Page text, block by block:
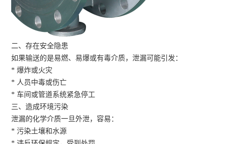
二、存在安全隐患
如果输送的是易燃、易爆或有毒介质，泄漏可能引发：
* 爆炸或火灾
* 人员中毒或伤亡
* 车间或管道系统紧急停工
三、造成环境污染
泄漏的化学介质一旦外泄，容易：
* 污染土壤和水源